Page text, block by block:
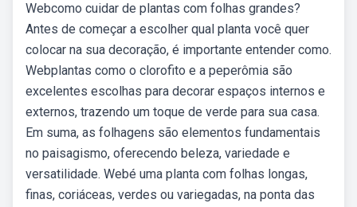
Webcomo cuidar de plantas com folhas grandes?
Antes de começar a escolher qual planta você quer
colocar na sua decoração, é importante entender como.
Webplantas como o clorofito e a peperômia são
excelentes escolhas para decorar espaços internos e
externos, trazendo um toque de verde para sua casa.
Em suma, as folhagens são elementos fundamentais
no paisagismo, oferecendo beleza, variedade e
versatilidade. Webé uma planta com folhas longas,
finas, coriáceas, verdes ou variegadas, na ponta das